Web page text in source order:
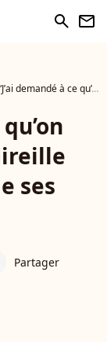
search newsletter
demandé à ce qu’on abrège ma vie” : Mireille Dumas fait part de ses volontés
ses
Partager